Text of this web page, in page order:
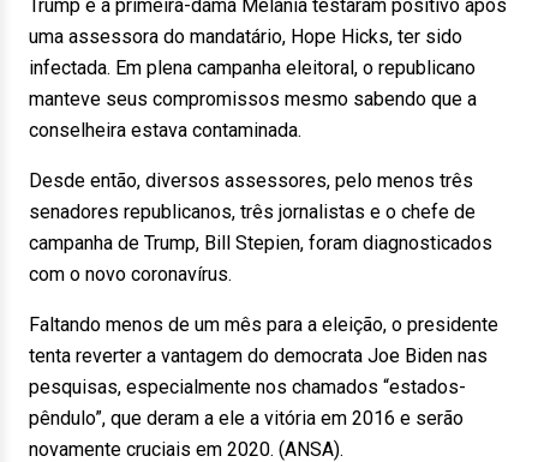
Trump e a primeira-dama Melania testaram positivo após
uma assessora do mandatário, Hope Hicks, ter sido
infectada. Em plena campanha eleitoral, o republicano
manteve seus compromissos mesmo sabendo que a
conselheira estava contaminada.
Desde então, diversos assessores, pelo menos três
senadores republicanos, três jornalistas e o chefe de
campanha de Trump, Bill Stepien, foram diagnosticados
com o novo coronavírus.
Faltando menos de um mês para a eleição, o presidente
tenta reverter a vantagem do democrata Joe Biden nas
pesquisas, especialmente nos chamados “estados-
pêndulo”, que deram a ele a vitória em 2016 e serão
novamente cruciais em 2020. (ANSA).